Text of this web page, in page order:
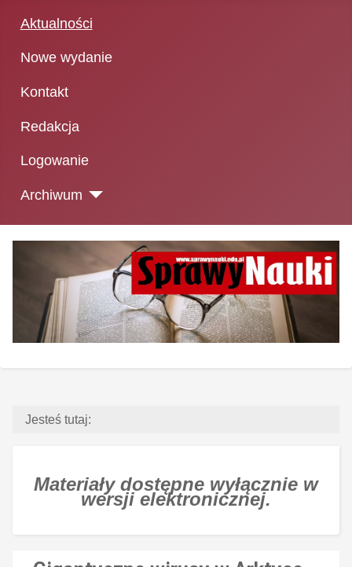
Aktualności
Nowe wydanie
Kontakt
Redakcja
Logowanie
Archiwum
Jesteś tutaj:
Materiały dostępne wyłącznie w
wersji elektronicznej.